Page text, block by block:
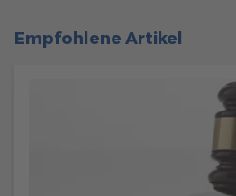
Empfohlene Artikel